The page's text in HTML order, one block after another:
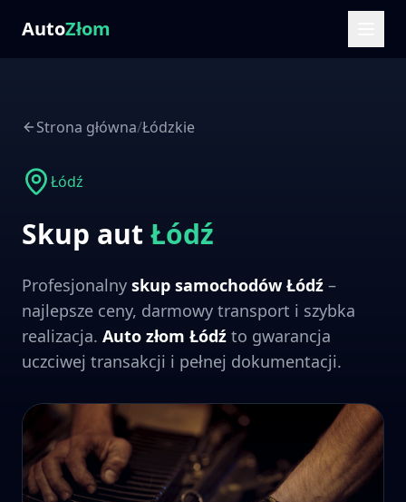
AutoZłom
Strona główna/Łódzkie
Łódź
Skup aut Łódź
Profesjonalny skup samochodówŁódź –
najlepsze ceny, darmowy transport i szybka
realizacja. Auto złom Łódź to gwarancja
uczciwej transakcji i pełnej dokumentacji.